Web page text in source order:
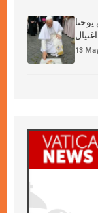
يوحنا
13